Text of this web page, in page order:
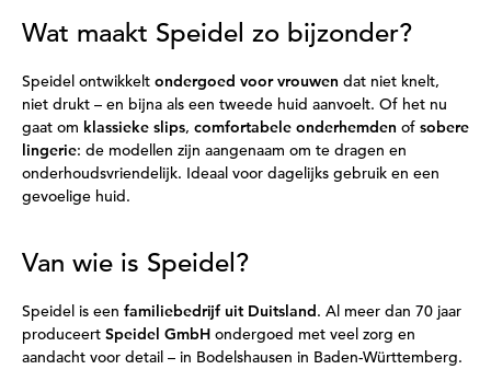
Wat maakt Speidel zo bijzonder?
Speidel ontwikkelt ondergoed voor vrouwen dat niet knelt,
niet drukt – en bijna als een tweede huid aanvoelt. Of het nu
gaat om klassieke slips, comfortabele onderhemden of sobere
lingerie: de modellen zijn aangenaam om te dragen en
onderhoudsvriendelijk. Ideaal voor dagelijks gebruik en een
gevoelige huid.
Van wie is Speidel?
Speidel is een familiebedrijf uit Duitsland. Al meer dan 70 jaar
produceert Speidel GmbH ondergoed met veel zorg en
aandacht voor detail – in Bodelshausen in Baden-Württemberg.